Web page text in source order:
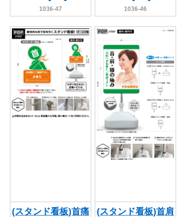
1036-47 1036-46
(スタンド看板)首痛
(スタンド看板)首肩